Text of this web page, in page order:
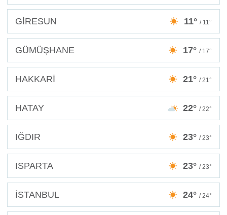
GİRESUN 11° / 11°
GÜMÜŞHANE 17° / 17°
HAKKARİ 21° / 21°
HATAY 22° / 22°
IĞDIR 23° / 23°
ISPARTA 23° / 23°
İSTANBUL 24° / 24°